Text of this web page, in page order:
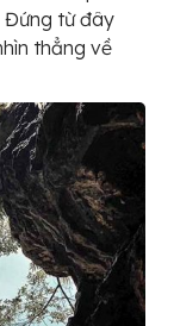
Đứng từ đây
thẳng về